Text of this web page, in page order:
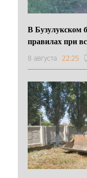
В Бузулукском
правилах при
8 августа 22:25